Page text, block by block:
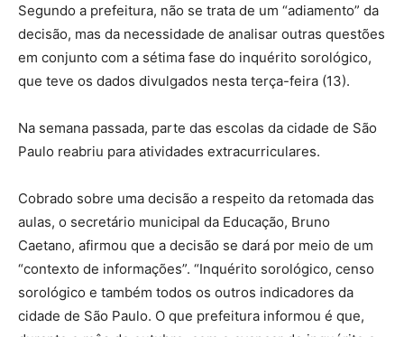
Segundo a prefeitura, não se trata de um “adiamento” da
decisão, mas da necessidade de analisar outras questões
em conjunto com a sétima fase do inquérito sorológico,
que teve os dados divulgados nesta terça-feira (13).
Na semana passada, parte das escolas da cidade de São
Paulo reabriu para atividades extracurriculares.
Cobrado sobre uma decisão a respeito da retomada das
aulas, o secretário municipal da Educação, Bruno
Caetano, afirmou que a decisão se dará por meio de um
“contexto de informações”. “Inquérito sorológico, censo
sorológico e também todos os outros indicadores da
cidade de São Paulo. O que prefeitura informou é que,